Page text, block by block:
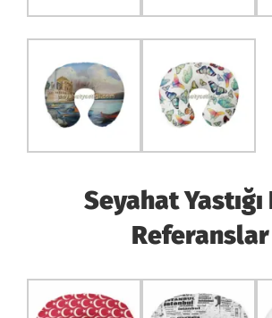
Seyahat Yastığı
Referanslar